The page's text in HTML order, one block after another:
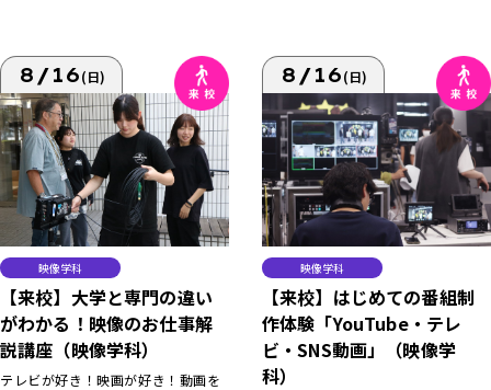
8/16(日)
映像学科
【来校】大学と専門の違い
がわかる！映像のお仕事解
説講座（映像学科）
テレビが好き！映画が好き！動画を
8/16(日)
映像学科
【来校】はじめての番組制
作体験「YouTube・テレ
ビ・SNS動画」（映像学
科）